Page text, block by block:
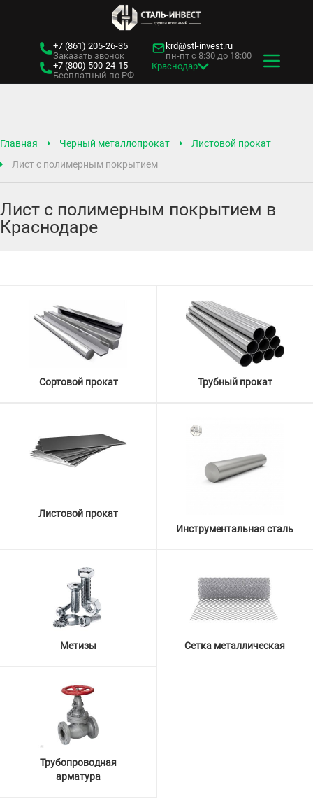
+7 (861) 205-26-35
Заказать звонок
+7 (800) 500-24-15
Бесплатный по РФ
krd@stl-invest.ru
пн-пт с 8:30 до 18:00
Краснодар
Главная Черный металлопрокат
Листовой прокат
Лист с полимерным покрытием
Лист с полимерным покрытием в
Краснодаре
Сортовой прокат Трубный прокат
Листовой прокат
Инструментальная сталь
Метизы Сетка металлическая
Трубопроводная
арматура